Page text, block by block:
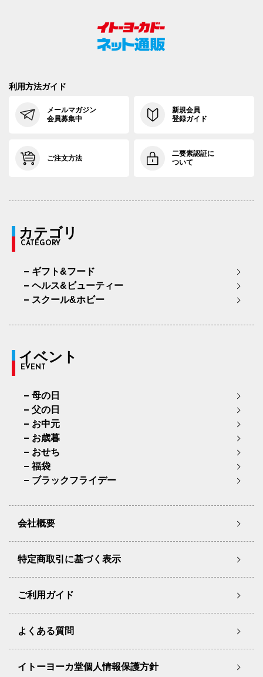
利用方法ガイド
メールマガジン
会員募集中
新規会員
登録ガイド
ご注文方法
二要素認証に
ついて
カテゴリ
CATEGORY
ギフト&フード
ヘルス&ビューティー
スクール&ホビー
イベント
EVENT
母の日
父の日
お中元
お歳暮
おせち
福袋
ブラックフライデー
会社概要
特定商取引に基づく表示
ご利用ガイド
よくある質問
イトーヨーカ堂個人情報保護方針